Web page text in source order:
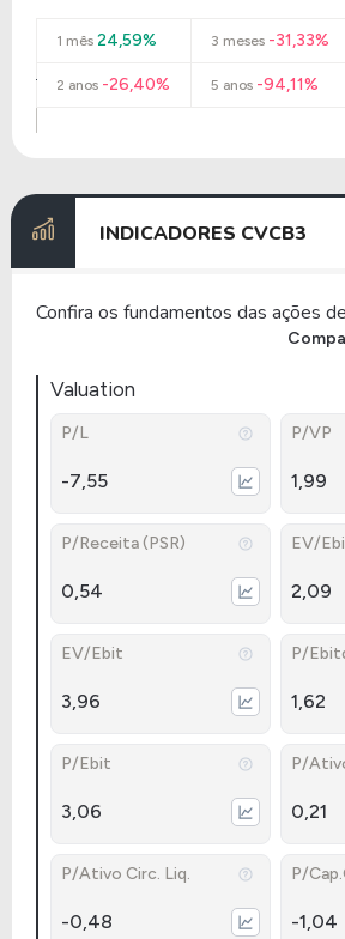
1 mês 24,59% 3 meses -31,33%
2 anos -26,40% 5 anos -94,11%
INDICADORES CVCB3
Confira os fundamentos das ações
Valuation
P/L
-7,55
P/VP
1,99
P/Receita (PSR)
0,54
EV/
2,09
EV/Ebit
3,96
P/
1,62
P/Ebit
3,06
P/
0,21
P/Ativo Circ. Liq.
-0,48
P/
-1,04